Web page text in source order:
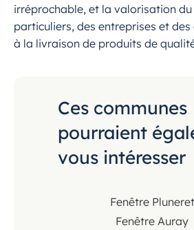
irréprochable, et la valorisation
particuliers, des entreprises et
à la livraison de produits de
Ces communes
pourraient
vous intéresser
Fenêtre Pluneret
Fenêtre Auray